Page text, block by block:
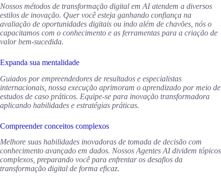
Nossos métodos de transformação digital em AI atendem a diversos
estilos de inovação. Quer você esteja ganhando confiança na
avaliação de oportunidades digitais ou indo além de chavões, nós o
capacitamos com o conhecimento e as ferramentas para a criação de
valor bem-sucedida.
Expanda sua mentalidade
Guiados por empreendedores de resultados e especialistas
internacionais, nossa execução aprimoram o aprendizado por meio de
estudos de caso práticos. Equipe-se para inovação transformadora
aplicando habilidades e estratégias práticas.
Compreender conceitos complexos
Melhore suas habilidades inovadoras de tomada de decisão com
conhecimento avançado em dados. Nossos Agentes AI dividem tópicos
complexos, preparando você para enfrentar os desafios da
transformação digital de forma eficaz.